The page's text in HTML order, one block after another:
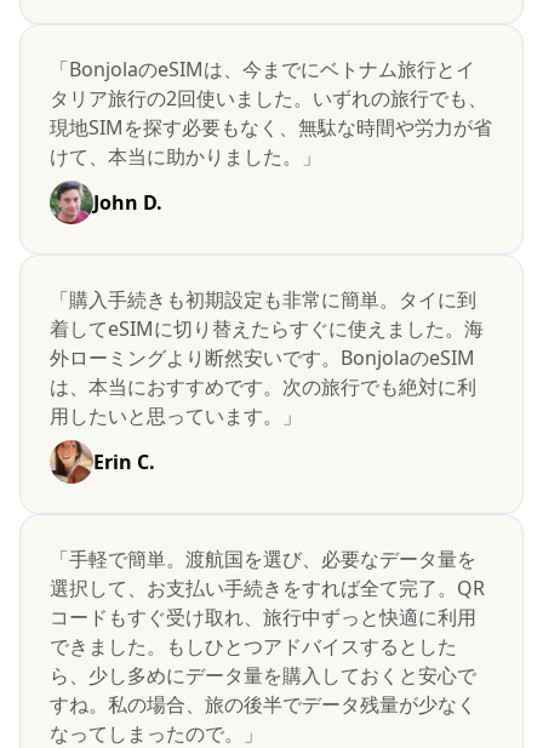
「BonjolaのeSIMは、今までにベトナム旅行とイ
タリア旅行の2回使いました。いずれの旅行でも、
現地SIMを探す必要もなく、無駄な時間や労力が省
けて、本当に助かりました。」
John D.
「購入手続きも初期設定も非常に簡単。タイに到
着してeSIMに切り替えたらすぐに使えました。海
外ローミングより断然安いです。BonjolaのeSIM
は、本当におすすめです。次の旅行でも絶対に利
用したいと思っています。」
Erin C.
「手軽で簡単。渡航国を選び、必要なデータ量を
選択して、お支払い手続きをすれば全て完了。QR
コードもすぐ受け取れ、旅行中ずっと快適に利用
できました。もしひとつアドバイスするとした
ら、少し多めにデータ量を購入しておくと安心で
すね。私の場合、旅の後半でデータ残量が少なく
なってしまったので。」